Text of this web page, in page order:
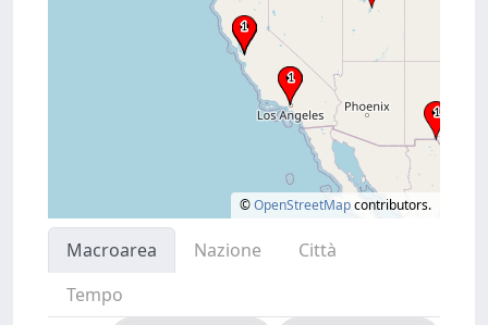
©OpenStreetMapcontributors.
Macroarea Nazione
Città
Tempo